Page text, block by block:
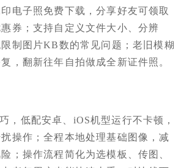
电子照免费下载，分享好友可领取
券；支持自定义文件大小、分辨
制图片KB数的常见问题；老旧模糊
，翻新往年自拍做成全新证件照。
，低配安卓、iOS机型运行不卡顿，
操作；全程本地处理基础图像，减
；操作流程简化为选模板、传图、